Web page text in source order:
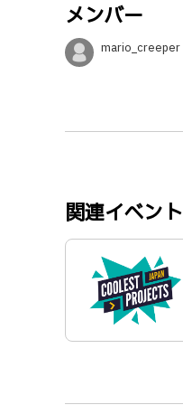
メンバー
関連イベント